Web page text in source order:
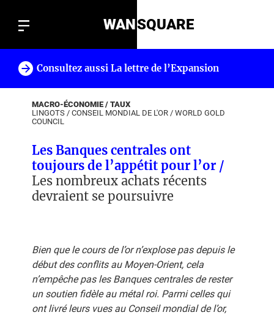
WANSQUARE
Consultez aussi La lettre de l’Expansion
MACRO-ÉCONOMIE / TAUX
LINGOTS / CONSEIL MONDIAL DE L'OR / WORLD GOLD
COUNCIL
Les Banques centrales ont
toujours de l’appétit pour l’or /
Les nombreux achats récents
devraient se poursuivre
Bien que le cours de l’or n’explose pas depuis le
début des conflits au Moyen-Orient, cela
n’empêche pas les Banques centrales de rester
un soutien fidèle au métal roi. Parmi celles qui
ont livré leurs vues au Conseil mondial de l’or,